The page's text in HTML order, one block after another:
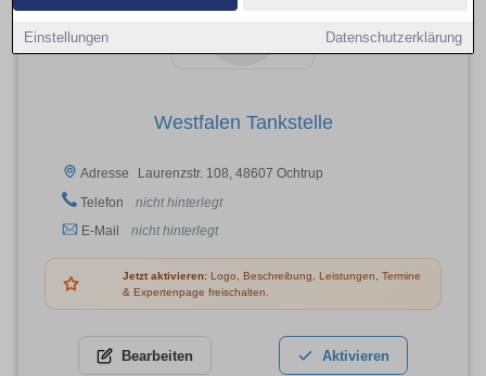
Einstellungen Datenschutzerklärung
Westfalen Tankstelle
Adresse
Laurenzstr. 108, 48607 Ochtrup
Telefon
nicht hinterlegt
E-Mail
nicht hinterlegt
Jetzt aktivieren: Logo, Beschreibung, Leistungen, Termine
& Expertenpage freischalten.
Bearbeiten Aktivieren